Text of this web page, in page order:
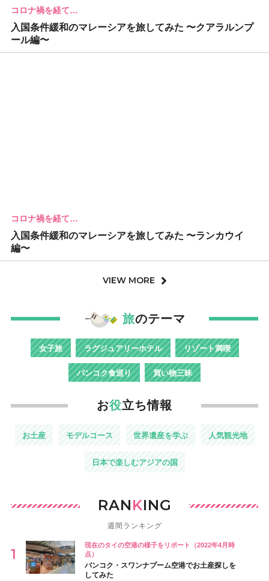
コロナ禍を経て…
入国条件緩和のマレーシアを旅してみた 〜クアラルンプ
ール編〜
コロナ禍を経て…
入国条件緩和のマレーシアを旅してみた 〜ランカウイ
編〜
VIEW MORE
旅のテーマ
女子旅 ラグジュアリーホテル リゾート満喫
バンコク食巡り 買い物三昧
お役立ち情報
お土産 モデルコース 世界遺産を学ぶ 人気観光地
日本で楽しむアジアの国
RANKING
週間ランキング
現在のタイの空港の様子をリポート（2022年4月時
点）
バンコク・スワンナプーム空港でお土産探しを
してみた